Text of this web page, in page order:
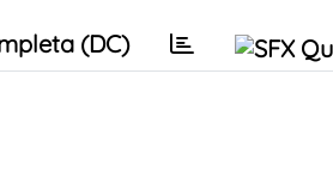
(DC)